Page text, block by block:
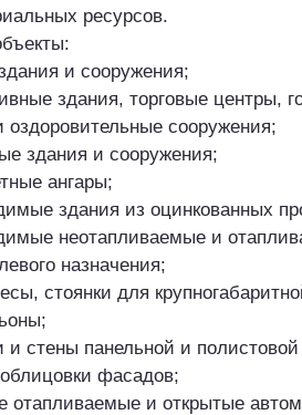
ресурсов.
и сооружения;
здания, торговые центры,
оздоровительные сооружения;
здания и сооружения;
ангары;
здания из оцинкованных
неотапливаемые и
назначения;
стоянки для
и стены панельной и
фасадов;
отапливаемые и открытые